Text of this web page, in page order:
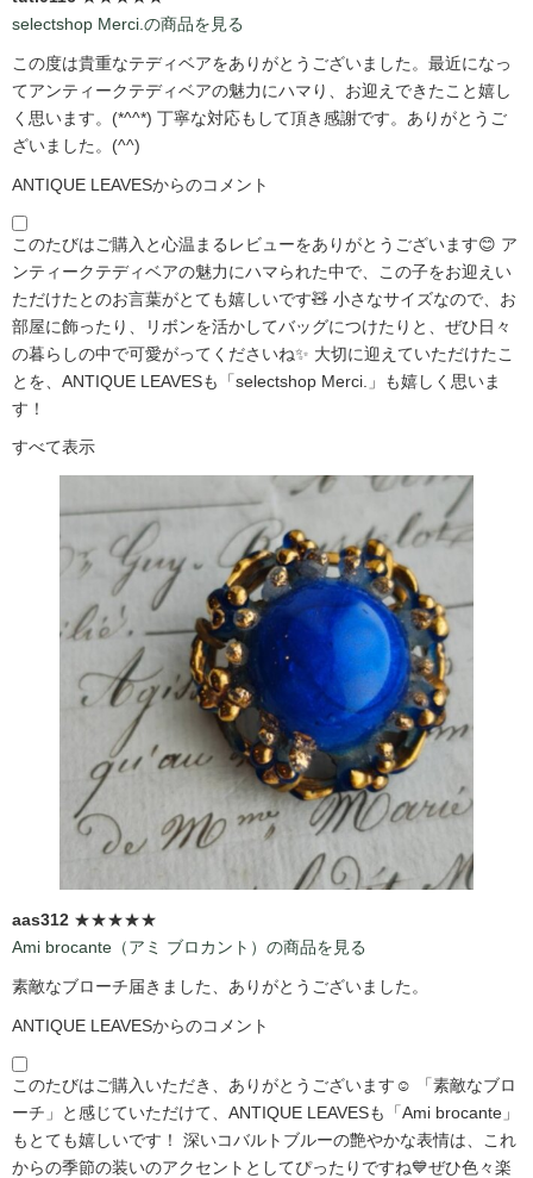
selectshop Merci.の商品を見る
この度は貴重なテディベアをありがとうございました。最近になっ
てアンティークテディベアの魅力にハマり、お迎えできたこと嬉し
く思います。(*^^*) 丁寧な対応もして頂き感謝です。ありがとうご
ざいました。(^^)
ANTIQUE LEAVESからのコメント
このたびはご購入と心温まるレビューをありがとうございます😊 ア
ンティークテディベアの魅力にハマられた中で、この子をお迎えい
ただけたとのお言葉がとても嬉しいです🧸 小さなサイズなので、お
部屋に飾ったり、リボンを活かしてバッグにつけたりと、ぜひ日々
の暮らしの中で可愛がってくださいね✨ 大切に迎えていただけたこ
とを、ANTIQUE LEAVESも「selectshop Merci.」も嬉しく思いま
す！
すべて表示
aas312 ★★★★★
Ami brocante（アミ ブロカント）の商品を見る
素敵なブローチ届きました、ありがとうございました。
ANTIQUE LEAVESからのコメント
このたびはご購入いただき、ありがとうございます☺️ 「素敵なブロ
ーチ」と感じていただけて、ANTIQUE LEAVESも「Ami brocante」
もとても嬉しいです！ 深いコバルトブルーの艶やかな表情は、これ
からの季節の装いのアクセントとしてぴったりですね💙ぜひ色々楽